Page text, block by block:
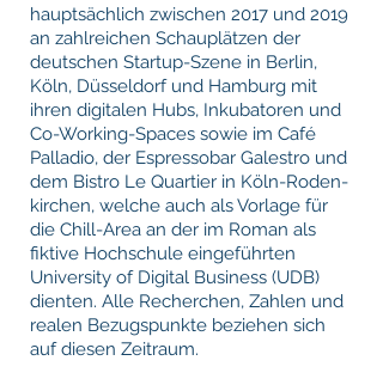
hauptsächlich zwischen 2017 und 2019
an zahlreichen Schauplätzen der
deutschen Startup-Szene in Berlin,
Köln, Düsseldorf und Hamburg mit
ihren digitalen Hubs, Inkubatoren und
Co-Working-Spaces sowie im Café
Palladio, der Espressobar Galestro und
dem Bistro Le Quartier in Köln-Roden-
kirchen, welche auch als Vorlage für
die Chill-Area an der im Roman als
fiktive Hochschule eingeführten
University of Digital Business (UDB)
dienten. Alle Recherchen, Zahlen und
realen Bezugspunkte beziehen sich
auf diesen Zeitraum.